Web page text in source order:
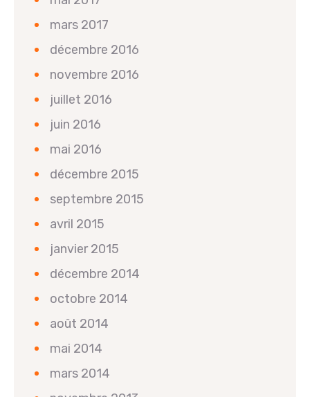
mars 2017
décembre 2016
novembre 2016
juillet 2016
juin 2016
mai 2016
décembre 2015
septembre 2015
avril 2015
janvier 2015
décembre 2014
octobre 2014
août 2014
mai 2014
mars 2014